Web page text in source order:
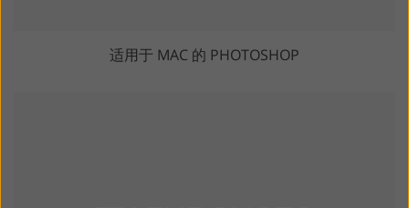
适用于 MAC 的 PHOTOSHOP